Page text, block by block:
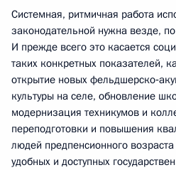
Системная, ритмичная работа
законодательной нужна везде,
И прежде всего это касается
таких конкретных показателей,
открытие новых
культуры на селе, обновление
модернизация техникумов и
переподготовки и повышения
людей предпенсионного
удобных и доступных